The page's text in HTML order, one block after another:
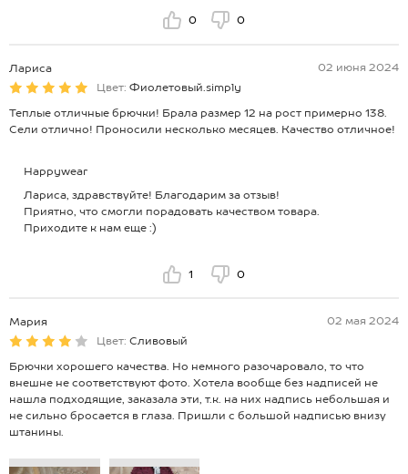
0 0
Лариса
02 июня 2024
Цвет: Фиолетовый.simply
Теплые отличные брючки! Брала размер 12 на рост примерно 138.
Сели отлично! Проносили несколько месяцев. Качество отличное!
Happywear
Лариса, здравствуйте! Благодарим за отзыв!
Приятно, что смогли порадовать качеством товара.
Приходите к нам еще :)
1 0
Мария
02 мая 2024
Цвет: Сливовый
Брючки хорошего качества. Но немного разочаровало, то что
внешне не соответствуют фото. Хотела вообще без надписей не
нашла подходящие, заказала эти, т.к. на них надпись небольшая и
не сильно бросается в глаза. Пришли с большой надписью внизу
штанины.